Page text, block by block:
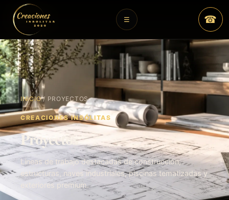
☰ ☎
INICIO/ PROYECTOS
CREACIONES INSÓLITAS
Proyectos
Líneas de trabajo destacadas de construcción,
estructuras, naves industriales, piscinas tematizadas y
exteriores premium.